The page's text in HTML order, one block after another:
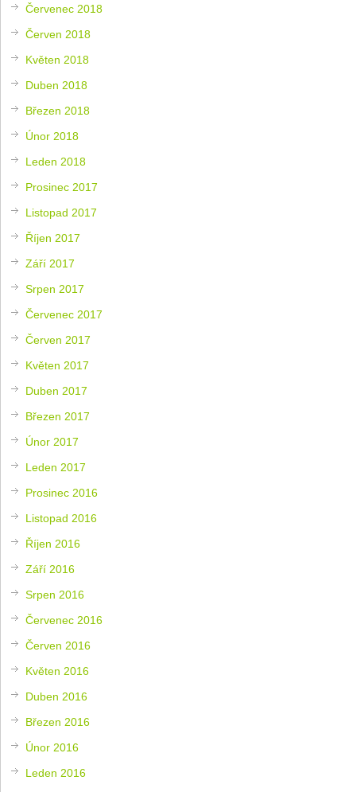
Červenec 2018
Červen 2018
Květen 2018
Duben 2018
Březen 2018
Únor 2018
Leden 2018
Prosinec 2017
Listopad 2017
Říjen 2017
Září 2017
Srpen 2017
Červenec 2017
Červen 2017
Květen 2017
Duben 2017
Březen 2017
Únor 2017
Leden 2017
Prosinec 2016
Listopad 2016
Říjen 2016
Září 2016
Srpen 2016
Červenec 2016
Červen 2016
Květen 2016
Duben 2016
Březen 2016
Únor 2016
Leden 2016